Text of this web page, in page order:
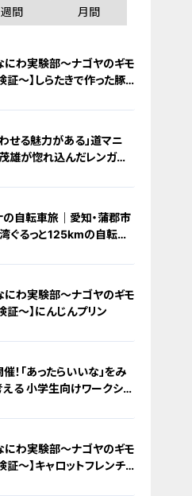
週間 月間
なにわ実験部～ナゴヤのギモ
証～】しらたきで作った豚
せる魅力がある」道マニ
雄が惚れ込んだレンガの
の自転車旅｜愛知・蒲郡市
ぐるっと125kmの自転車
なにわ実験部～ナゴヤのギモ
証～】にんじんプリン
！「あったらいいな」をみ
える 小学生向けワークショ
なにわ実験部～ナゴヤのギモ
証～】キャロットフレンチ